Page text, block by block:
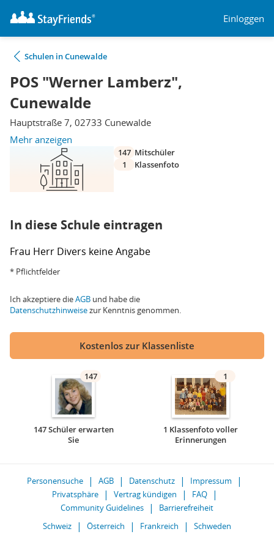
Einloggen
Schulen in Cunewalde
POS "Werner Lamberz",
Cunewalde
Hauptstraße 7, 02733 Cunewalde
Mehr anzeigen
147 Mitschüler
1
Klassenfoto
In diese Schule eintragen
Frau Herr Divers keine Angabe
* Pflichtfelder
Ich akzeptiere dieAGB und habe die
Datenschutzhinweisezur Kenntnis genommen.
Kostenlos zur Klassenliste
147
147 Schüler erwarten
Sie
1
1 Klassenfoto voller
Erinnerungen
Personensuche AGB Datenschutz
Impressum
Privatsphäre
Vertrag kündigen
FAQ
Community Guidelines
Barrierefreiheit
Schweiz
Österreich Frankreich Schweden